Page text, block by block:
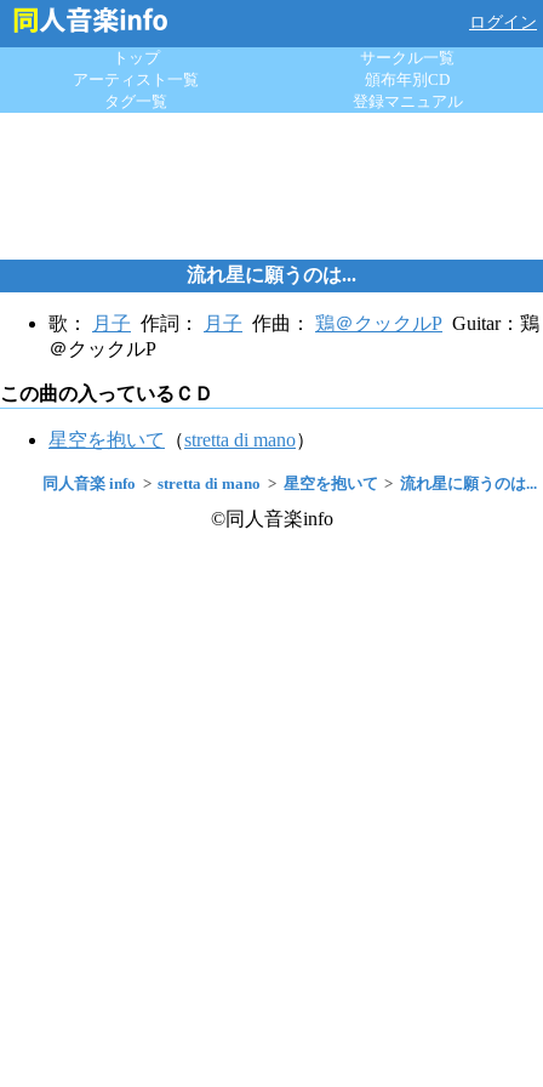
ログイン
トップ
サークル一覧
アーティスト一覧
頒布年別CD
タグ一覧
登録マニュアル
流れ星に願うのは...
歌： 月子 作詞： 月子 作曲： 鶏＠クックルP Guitar：鶏
＠クックルP
この曲の入っているＣＤ
星空を抱いて （stretta di mano）
同人音楽 info stretta di mano 星空を抱いて 流れ星に願うのは...
©同人音楽info